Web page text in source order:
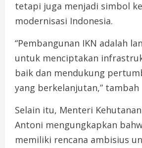
tetapi juga menjadi simbol
modernisasi Indonesia.
“Pembangunan IKN adalah
untuk menciptakan
baik dan mendukung
yang berkelanjutan,” tambah
Selain itu, Menteri Kehutanan
Antoni mengungkapkan
memiliki rencana ambisius